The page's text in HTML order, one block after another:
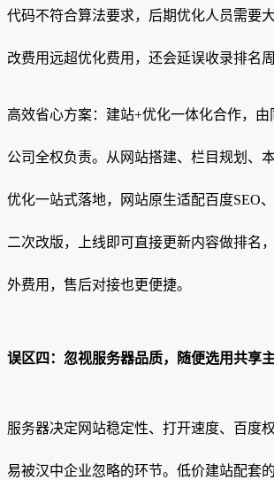
代码不符合算法要求，后期优化人员需要
改费用远超优化费用，还会延误收录排名周
高效省心方案：建站+优化一体化合作，
公司全权负责。从网站搭建、栏目规划、
优化一站式落地，网站原生适配百度SEO
二次改版，上线即可直接更新内容做排名
外费用，售后对接也更便捷。
误区四：忽视服务器品质，随便选用共享
服务器决定网站稳定性、打开速度、百度
易被汉中企业忽略的环节。低价建站配套